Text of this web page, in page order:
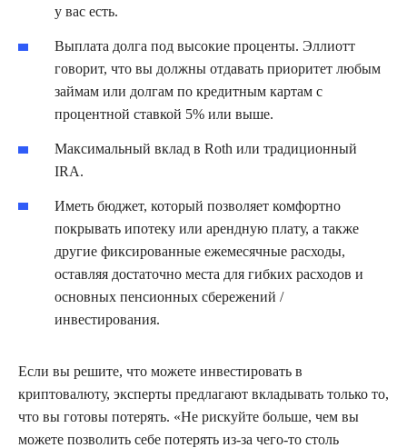
у вас есть.
Выплата долга под высокие проценты. Эллиотт
говорит, что вы должны отдавать приоритет любым
займам или долгам по кредитным картам с
процентной ставкой 5% или выше.
Максимальный вклад в Roth или традиционный
IRA.
Иметь бюджет, который позволяет комфортно
покрывать ипотеку или арендную плату, а также
другие фиксированные ежемесячные расходы,
оставляя достаточно места для гибких расходов и
основных пенсионных сбережений /
инвестирования.
Если вы решите, что можете инвестировать в
криптовалюту, эксперты предлагают вкладывать только то,
что вы готовы потерять. «Не рискуйте больше, чем вы
можете позволить себе потерять из-за чего-то столь